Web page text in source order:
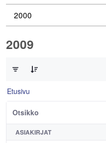
2000
2009
Etusivu
Otsikko
ASIAKIRJAT